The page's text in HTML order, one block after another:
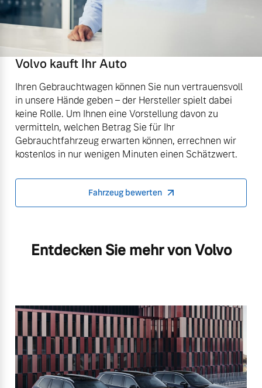
Volvo kauft Ihr Auto
Ihren Gebrauchtwagen können Sie nun vertrauensvoll
in unsere Hände geben – der Hersteller spielt dabei
keine Rolle. Um Ihnen eine Vorstellung davon zu
vermitteln, welchen Betrag Sie für Ihr
Gebrauchtfahrzeug erwarten können, errechnen wir
kostenlos in nur wenigen Minuten einen Schätzwert.
Fahrzeug bewerten
Entdecken Sie mehr von Volvo